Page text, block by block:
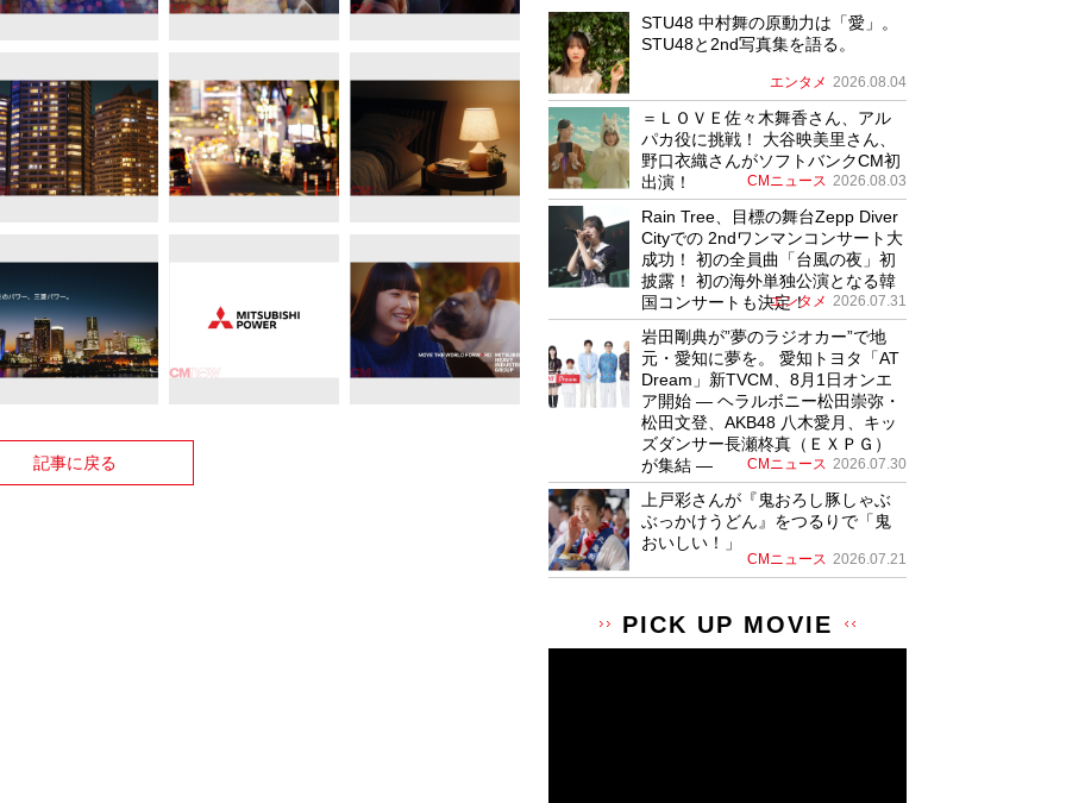
記事に戻る
STU48 中村舞の原動力は「愛」。
STU48と2nd写真集を語る。
エンタメ 2026.08.04
＝ＬＯＶＥ佐々木舞香さん、アル
パカ役に挑戦！ 大谷映美里さん、
野口衣織さんがソフトバンクCM初
出演！
CMニュース 2026.08.03
Rain Tree、目標の舞台Zepp Diver
Cityでの 2ndワンマンコンサート大
成功！ 初の全員曲「台風の夜」初
披露！ 初の海外単独公演となる韓
国コンサートも決定！
エンタメ 2026.07.31
岩田剛典が”夢のラジオカー”で地
元・愛知に夢を。 愛知トヨタ「AT
Dream」新TVCM、8月1日オンエ
ア開始 ― ヘラルボニー松田崇弥・
松田文登、AKB48 八木愛月、キッ
ズダンサー長瀬柊真（ＥＸＰＧ）
が集結 ―
CMニュース 2026.07.30
上戸彩さんが『鬼おろし豚しゃぶ
ぶっかけうどん』をつるりで「鬼
おいしい！」
CMニュース 2026.07.21
PICK UP MOVIE